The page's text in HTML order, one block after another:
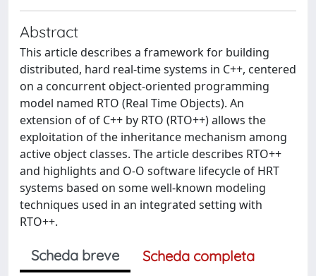
Abstract
This article describes a framework for building
distributed, hard real-time systems in C++, centered
on a concurrent object-oriented programming
model named RTO (Real Time Objects). An
extension of of C++ by RTO (RTO++) allows the
exploitation of the inheritance mechanism among
active object classes. The article describes RTO++
and highlights and O-O software lifecycle of HRT
systems based on some well-known modeling
techniques used in an integrated setting with
RTO++.
Scheda breve
Scheda completa